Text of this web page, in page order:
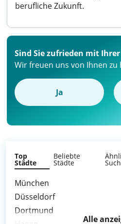
berufliche Zukunft.
Sind Sie zufrieden mit Ihrer
Wir freuen uns von Ihnen zu
Ja
Top
Städte
Beliebte
Städte
München
Düsseldorf
Dortmund
Alle